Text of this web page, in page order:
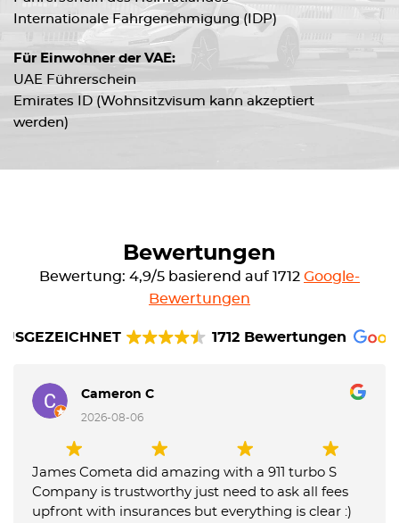
Internationale Fahrgenehmigung (IDP)
Für Einwohner der VAE:
UAE Führerschein
Emirates ID (Wohnsitzvisum kann akzeptiert
werden)
Bewertungen
Bewertung: 4,9/5 basierend auf 1712 Google-
Bewertungen
1712 Bewertungen
Cameron C
2026-08-06
James Cometa did amazing with a 911 turbo S
Company is trustworthy just need to ask all fees
upfront with insurances but everything is clear :)